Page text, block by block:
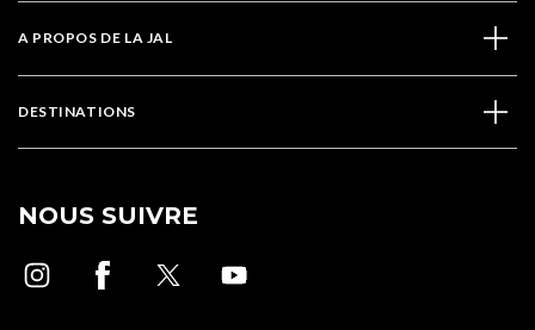
A PROPOS DE LA JAL
DESTINATIONS
NOUS SUIVRE